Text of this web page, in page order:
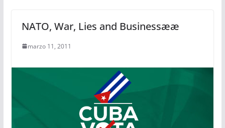
NATO, War, Lies and Businessææ
marzo 11, 2011